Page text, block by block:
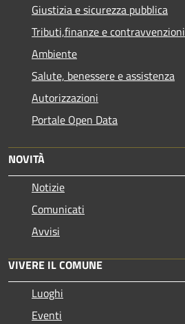
Giustizia e sicurezza pubblica
Tributi,finanze e contravvenzioni
Ambiente
Salute, benessere e assistenza
Autorizzazioni
Portale Open Data
NOVITÀ
Notizie
Comunicati
Avvisi
VIVERE IL COMUNE
Luoghi
Eventi